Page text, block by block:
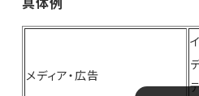
メディア・広告